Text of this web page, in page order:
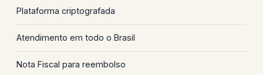
Plataforma criptografada
Atendimento em todo o Brasil
Nota Fiscal para reembolso